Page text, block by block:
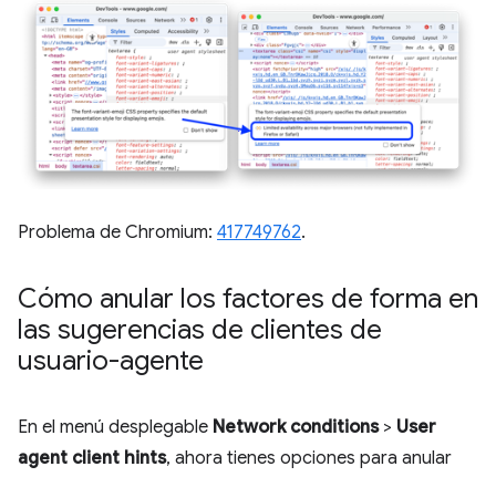
Problema de Chromium: 417749762.
Cómo anular los factores de forma en
las sugerencias de clientes de
usuario-agente
En el menú desplegable Network conditions> User
agent client hints, ahora tienes opciones para anular